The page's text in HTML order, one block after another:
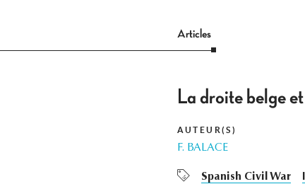
Articles
La droite belge
AUTEUR(S)
F. BALACE
Spanish Civil War